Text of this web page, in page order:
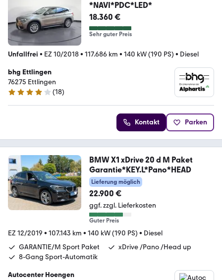
*NAVI*PDC*LED*
18.360 €
Sehr guter Preis
Unfallfrei • EZ 10/2018• 117.686 km • 140 kW (190 PS) • Diesel
bhg Ettlingen
76275 Ettlingen
4.1 Sterne
(18)
Kontakt Parken
BMW X1 xDrive 20 d M Paket
Garantie*KEY.L*Pano*HEAD
Lieferung möglich
22.900 €
ggf. zzgl. Lieferkosten
Guter Preis
EZ 12/2019 • 107.143 km • 140 kW (190 PS) • Diesel
GARANTIE/M Sport Paket
xDrive /Pano /Head up
8-Gang Sport-Automatik
Autocenter Hoengen